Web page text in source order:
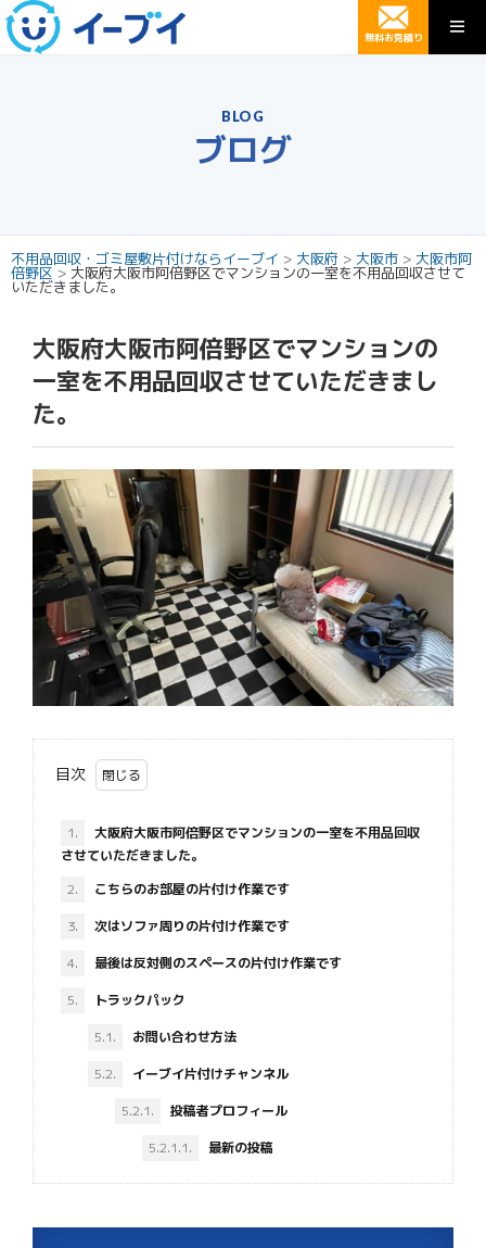
無料お見積り
BLOG
ブログ
不用品回収・ゴミ屋敷片付けならイーブイ > 大阪府 > 大阪市 > 大阪市阿
倍野区 > 大阪府大阪市阿倍野区でマンションの一室を不用品回収させて
いただきました。
大阪府大阪市阿倍野区でマンションの
一室を不用品回収させていただきまし
た。
目次
1.
大阪府大阪市阿倍野区でマンションの一室を不用品回収
させていただきました。
2.
こちらのお部屋の片付け作業です
3.
次はソファ周りの片付け作業です
4.
最後は反対側のスペースの片付け作業です
5.
トラックパック
5.1.
お問い合わせ方法
5.2.
イーブイ片付けチャンネル
5.2.1.
投稿者プロフィール
5.2.1.1.
最新の投稿